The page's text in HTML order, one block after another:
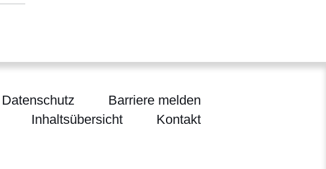
Datenschutz
Barriere melden
Inhaltsübersicht
Kontakt